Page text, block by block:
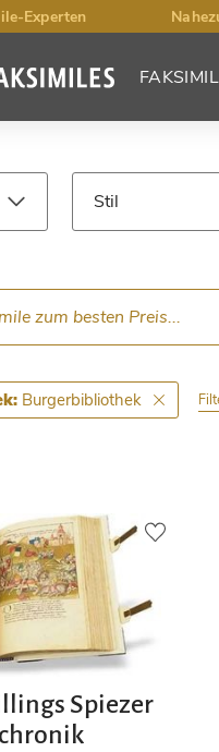
Experten
Stil
Epoche
Burgerbibliothek
Spiezer